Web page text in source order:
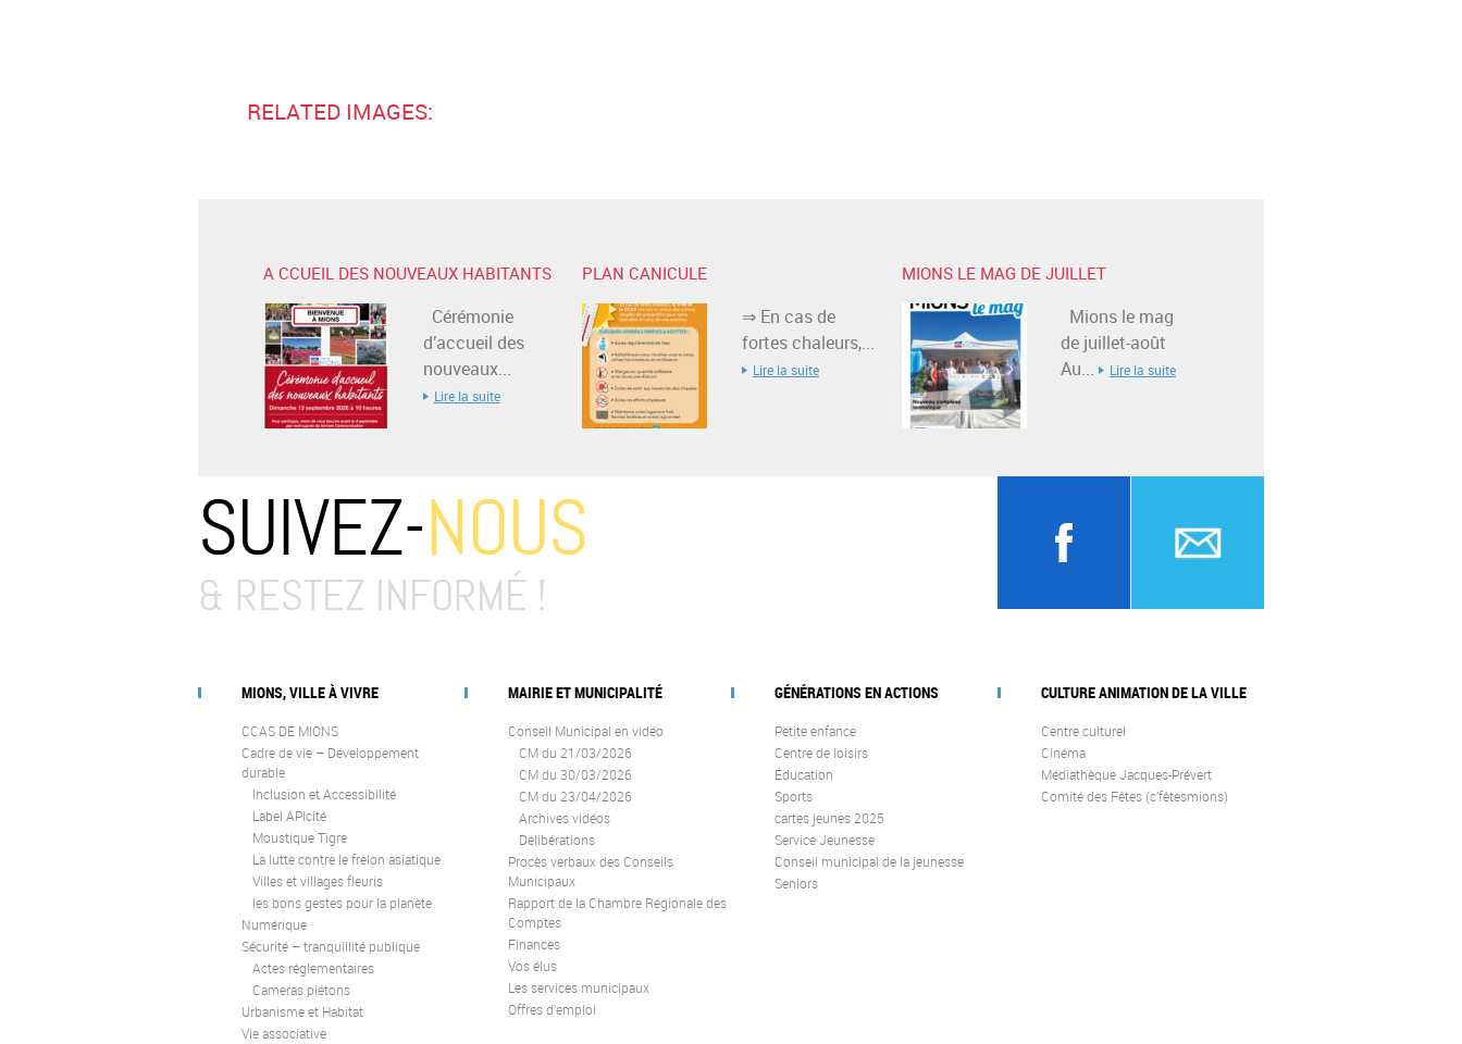
RELATED IMAGES:
A CCUEIL DES NOUVEAUX HABITANTS
Cérémonie
d’accueil des
nouveaux...
Lire la suite
PLAN CANICULE
⇒ En cas de
fortes chaleurs,...
Lire la suite
MIONS LE MAG DE JUILLET
Mions le mag
de juillet-août
Au...
Lire la suite
SUIVEZ-NOUS
& RESTEZ INFORMÉ !
MIONS, VILLE À VIVRE
CCAS DE MIONS
Cadre de vie – Développement
durable
Inclusion et Accessibilité
Label APIcité
Moustique Tigre
La lutte contre le frelon asiatique
Villes et villages fleuris
les bons gestes pour la planète
Numérique
Sécurité – tranquillité publique
Actes réglementaires
Cameras piétons
Urbanisme et Habitat
Vie associative
MAIRIE ET MUNICIPALITÉ
Conseil Municipal en vidéo
CM du 21/03/2026
CM du 30/03/2026
CM du 23/04/2026
Archives vidéos
Délibérations
Procès verbaux des Conseils
Municipaux
Rapport de la Chambre Régionale des
Comptes
Finances
Vos élus
Les services municipaux
Offres d’emploi
GÉNÉRATIONS EN ACTIONS
Petite enfance
Centre de loisirs
Éducation
Sports
cartes jeunes 2025
Service Jeunesse
Conseil municipal de la jeunesse
Seniors
CULTURE ANIMATION DE LA VILLE
Centre culturel
Cinéma
Médiathèque Jacques-Prévert
Comité des Fêtes (c’fêtesmions)